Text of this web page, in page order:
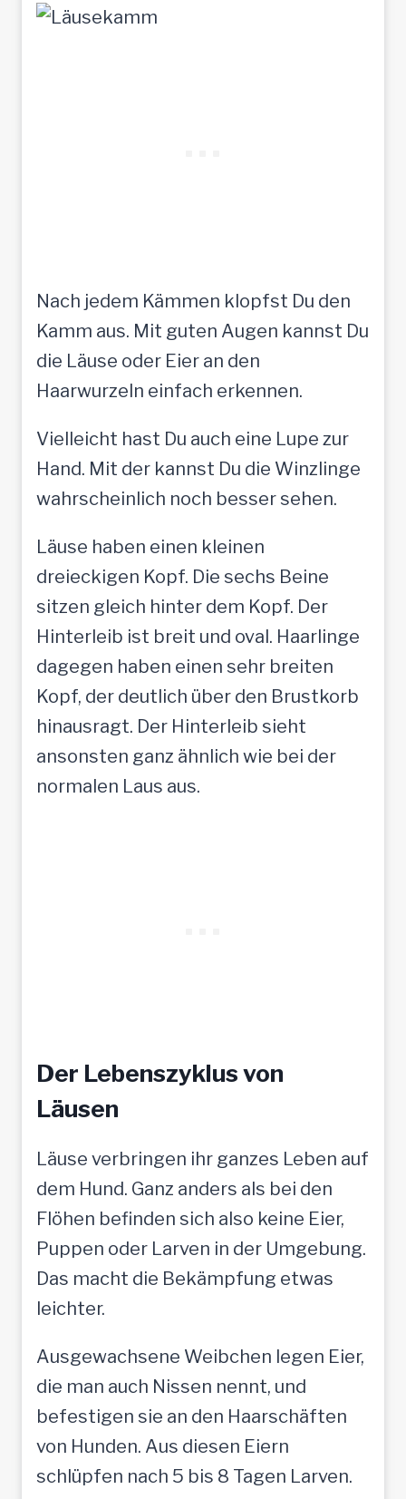
Nach jedem Kämmen klopfst Du den
Kamm aus. Mit guten Augen kannst Du
die Läuse oder Eier an den
Haarwurzeln einfach erkennen.
Vielleicht hast Du auch eine Lupe zur
Hand. Mit der kannst Du die Winzlinge
wahrscheinlich noch besser sehen.
Läuse haben einen kleinen
dreieckigen Kopf. Die sechs Beine
sitzen gleich hinter dem Kopf. Der
Hinterleib ist breit und oval. Haarlinge
dagegen haben einen sehr breiten
Kopf, der deutlich über den Brustkorb
hinausragt. Der Hinterleib sieht
ansonsten ganz ähnlich wie bei der
normalen Laus aus.
Der Lebenszyklus von
Läusen
Läuse verbringen ihr ganzes Leben auf
dem Hund. Ganz anders als bei den
Flöhen befinden sich also keine Eier,
Puppen oder Larven in der Umgebung.
Das macht die Bekämpfung etwas
leichter.
Ausgewachsene Weibchen legen Eier,
die man auch Nissen nennt, und
befestigen sie an den Haarschäften
von Hunden. Aus diesen Eiern
schlüpfen nach 5 bis 8 Tagen Larven.